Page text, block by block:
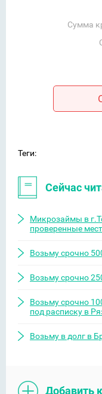
Сумма
Теги:
Сейчас
Микрозаймы в
проверенные
Возьму срочно
Возьму срочно
Возьму срочно
под расписку в
Возьму в долг в
Добавить